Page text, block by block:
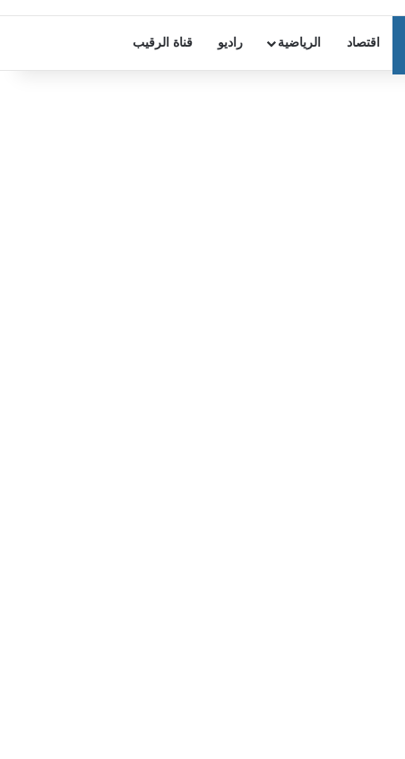
اقتصاد الرياضية راديو قناة الرقيب